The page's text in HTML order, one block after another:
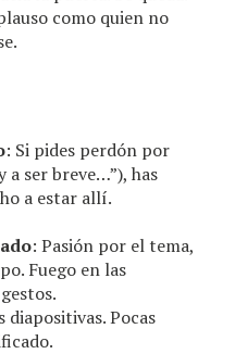
como quien no
: Si pides perdón por
a ser breve…”), has
a estar allí.
: Pasión por el tema,
Fuego en las
diapositivas. Pocas